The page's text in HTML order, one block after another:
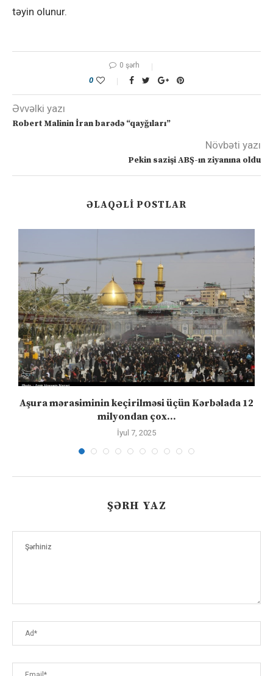
təyin olunur.
0 şərh
0
Əvvəlki yazı
Robert Malinin İran barədə “qayğıları”
Növbəti yazı
Pekin sazişi ABŞ-ın ziyanına oldu
ƏLAQƏLI POSTLAR
Aşura mərasiminin keçirilməsi üçün Kərbəlada 12
milyondan çox...
İyul 7, 2025
ŞƏRH YAZ